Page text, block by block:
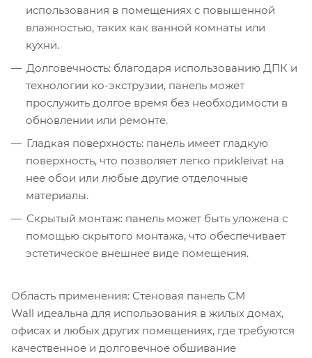
использования в помещениях с повышенной
влажностью, таких как ванной комнаты или
кухни.
Долговечность: благодаря использованию ДПК и
технологии ко-экструзии, панель может
прослужить долгое время без необходимости в
обновлении или ремонте.
Гладкая поверхность: панель имеет гладкую
поверхность, что позволяет легко приkleivat на
нее обои или любые другие отделочные
материалы.
Скрытый монтаж: панель может быть уложена с
помощью скрытого монтажа, что обеспечивает
эстетическое внешнее виде помещения.
Область применения: Стеновая панель CM
Wall идеальна для использования в жилых домах,
офисах и любых других помещениях, где требуются
качественное и долговечное обшивание